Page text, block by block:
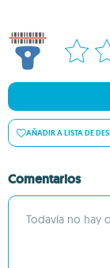
AÑADIR A LISTA DE
Comentarios
Todavía no hay